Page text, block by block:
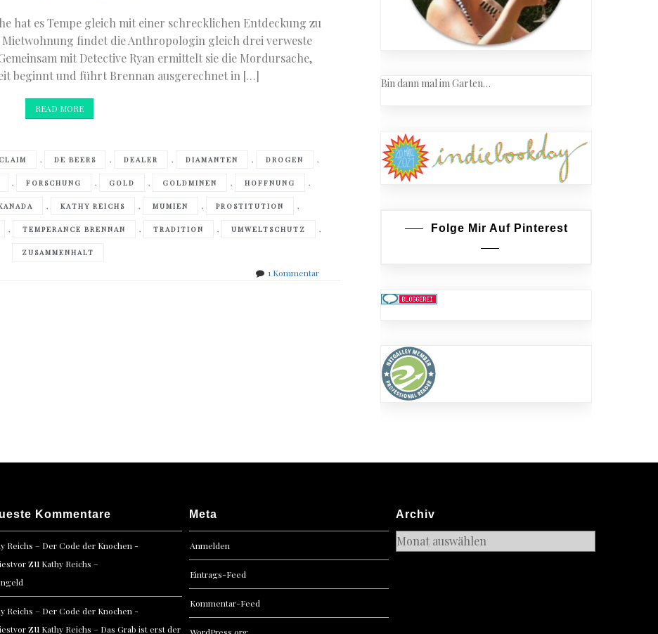
hat es Tempe gleich mit einer schrecklichen Entdeckung zu
findet die Anthropologin gleich drei verweste
mit Detective Ryan ermittelt sie die Mordursache,
beginnt und führt Brennan ausgerechnet in […]
READ MORE
CLAIM , DE BEERS , DEALER , DIAMANTEN , DROGEN ,
, FORSCHUNG , GOLD , GOLDMINEN , HOFFNUNG ,
, KATHY REICHS , MUMIEN , PROSTITUTION ,
, TEMPERANCE BRENNAN , TRADITION , UMWELTSCHUTZ ,
ZUSAMMENHALT
1 Kommentarzu
Bin dann mal im Garten…
Folge Mir Auf Pinterest
Kommentare
Reichs – Der Code der Knochen -
zu Kathy Reichs –
Reichs – Der Code der Knochen -
zu Kathy Reichs – Das Grab ist erst der
Meta
Anmelden
Eintrags-Feed
Kommentar-Feed
WordPress.org
Archiv
Archiv